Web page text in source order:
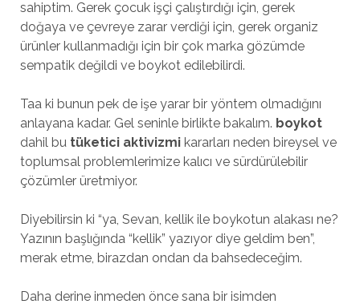
sahiptim. Gerek çocuk işçi çalıştırdığı için, gerek
doğaya ve çevreye zarar verdiği için, gerek organiz
ürünler kullanmadığı için bir çok marka gözümde
sempatik değildi ve boykot edilebilirdi.
Taa ki bunun pek de işe yarar bir yöntem olmadığını
anlayana kadar. Gel seninle birlikte bakalım. boykot
dahil bu tüketici aktivizmikararları neden bireysel ve
toplumsal problemlerimize kalıcı ve sürdürülebilir
çözümler üretmiyor.
Diyebilirsin ki “ya, Sevan, kellik ile boykotun alakası ne?
Yazının başlığında “kellik” yazıyor diye geldim ben”,
merak etme, birazdan ondan da bahsedeceğim.
Daha derine inmeden önce sana bir isimden